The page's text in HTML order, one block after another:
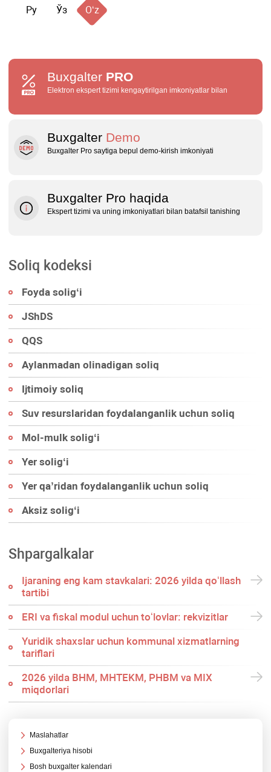
Ру Ўз Oʻz
Buxgalter PRO
Elektron ekspert tizimi kengaytirilgan imkoniyatlar bilan
Buxgalter Demo
Buxgalter Pro saytiga bepul demo‑kirish imkoniyati
Buxgalter Pro haqida
Ekspert tizimi va uning imkoniyatlari bilan batafsil tanishing
Soliq kodeksi
Foyda soligʻi
JShDS
QQS
Aylanmadan olinadigan soliq
Ijtimoiy soliq
Suv resurslaridan foydalanganlik uchun soliq
Mol-mulk soligʻi
Yer soligʻi
Yer qa’ridan foydalanganlik uchun soliq
Aksiz soligʻi
Shpargalkalar
Ijaraning eng kam stavkalari: 2026 yilda qoʻllash
tartibi
ERI va fiskal modul uchun toʻlovlar: rekvizitlar
Yuridik shaхslar uchun kommunal хizmatlarning
tariflari
2026 yilda BHM, MHTEKM, PHBM va MIX
miqdorlari
Maslahatlar
Buхgalteriya hisobi
Bosh buхgalter kalendari